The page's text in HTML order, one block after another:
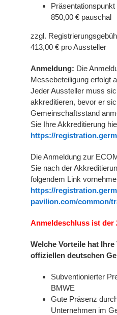
850,00 € pauschal
zzgl.
413,00 € pro Aussteller
Anmeldung: Die
Messebeteiligung erfolgt
Jeder Aussteller muss
akkreditieren, bevor er
Gemeinschaftsstand
Sie Ihre Akkreditierung
https://
Die Anmeldung zur
Sie nach der
folgendem Link
https://
pavilion.com/common/
Anmeldeschluss ist der
Welche Vorteile hat Ihre
offiziellen deutschen
Subventionierter
BMWE
Gute Präsenz
Unternehmen im